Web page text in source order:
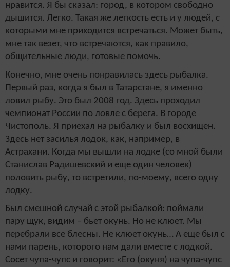
нравится. Я бы сказал: город, в котором свободно
дышится. Легко. Такая же легкость есть и у людей, с
которыми мне приходится встречаться. Может быть,
мне так везет, что встречаются, как правило,
общительные люди, готовые помочь.
Конечно, мне очень понравилась здесь рыбалка.
Первый раз, когда я был в Татарстане, я именно
ловил рыбу. Это был 2008 год. Здесь проходил
чемпионат России по ловле с берега. В городе
Чистополь. Я приехал на рыбалку и был восхищен.
Здесь нет засилья лодок, как, например, в
Астрахани. Когда мы вышли на лодке (со мной были
Станислав Радишевский и еще один человек)
половить рыбу, то встретили, по-моему, всего одну
лодку.
Был смешной случай с этой рыбалкой: поймали
пару щук, видим – бьет окунь. Но не клюет. Мы
перебрали все блесны. Не клюет окунь… А еще был с
нами парень, которого нам дали вместе с лодкой.
Сосет чупа-чупс и говорит: «Его (окуня) на чупа-чупс